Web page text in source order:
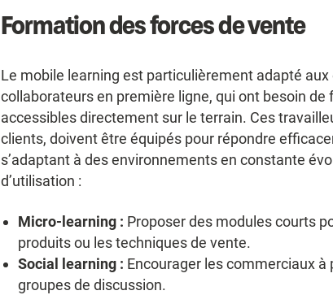
Formation des forces de vente
Le mobile learning est particulièrement adapté
collaborateurs en première ligne, qui ont besoin
accessibles directement sur le terrain. Ces
clients, doivent être équipés pour répondre
s’adaptant à des environnements en constante
d’utilisation :
Micro-learning : Proposer des modules courts
produits ou les techniques de vente.
Social learning : Encourager les commerciaux
groupes de discussion.